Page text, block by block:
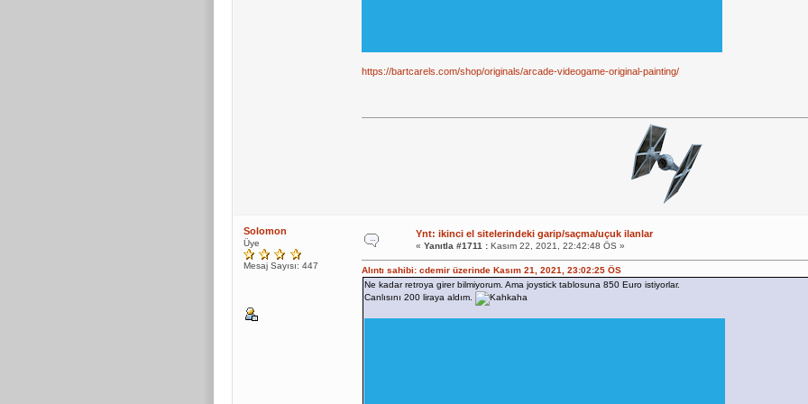
https://bartcarels.com/shop/originals/arcade-videogame-original-painting/
Solomon
Üye
Mesaj Sayısı: 447
Ynt: ikinci el sitelerindeki garip/saçma/uçuk ilanlar
« Yanıtla #1711 :Kasım 22, 2021, 22:42:48 ÖS »
Alıntı sahibi: cdemir üzerinde Kasım 21, 2021, 23:02:25 ÖS
Ne kadar retroya girer bilmiyorum. Ama joystick tablosuna 850 Euro istiyorlar.
Canlısını 200 liraya aldım.